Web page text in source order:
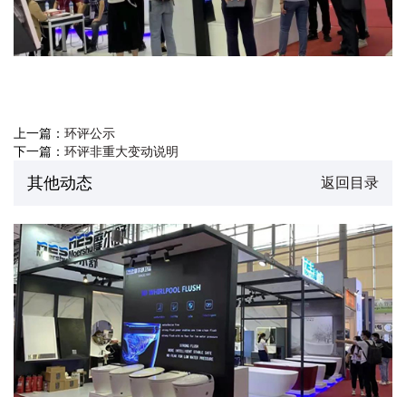
上一篇： 环评公示
下一篇： 环评非重大变动说明
其他动态 返回目录